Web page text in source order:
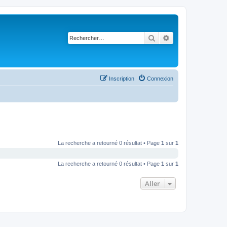
Rechercher
Connexion
Inscription
La recherche a retourné 0 résultat • Page 1 sur 1
La recherche a retourné 0 résultat • Page 1 sur 1
Aller